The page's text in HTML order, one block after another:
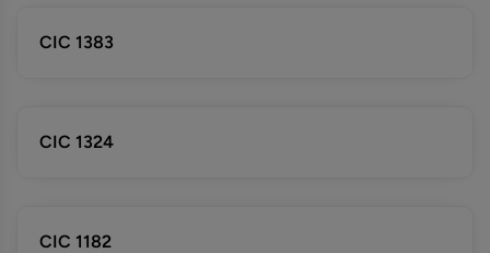
CIC 1383
CIC 1324
CIC 1182